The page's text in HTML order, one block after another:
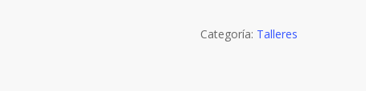
Categoría: Talleres